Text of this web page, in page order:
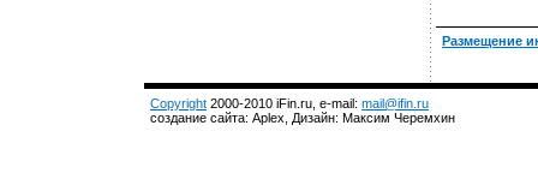
Размещение
Copyright 2000-2010 iFin.ru, e-mail: mail@ifin.ru
создание сайта: Aplex, Дизайн: Максим Черемхин